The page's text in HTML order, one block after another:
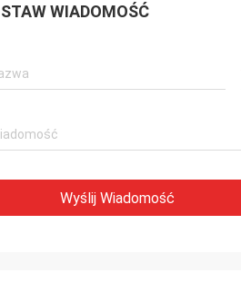
WIADOMOŚĆ
Wyślij Wiadomość